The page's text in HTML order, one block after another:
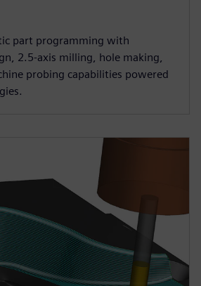
part programming with
2.5-axis milling, hole making,
probing capabilities powered